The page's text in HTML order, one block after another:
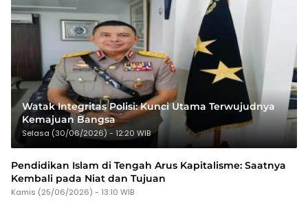
Watak Integritas Polisi: Kunci Utama Terwujudnya
Kemajuan Bangsa
Selasa (30/06/2026) - 12:20 WIB
Pendidikan Islam di Tengah Arus Kapitalisme: Saatnya
Kembali pada Niat dan Tujuan
Kamis (25/06/2026) - 13:10 WIB